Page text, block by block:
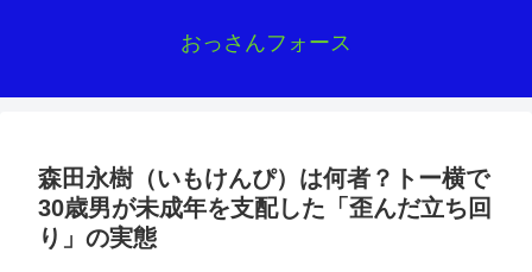
おっさんフォース
森田永樹（いもけんぴ）は何者？トー横で
30歳男が未成年を支配した「歪んだ立ち回
り」の実態